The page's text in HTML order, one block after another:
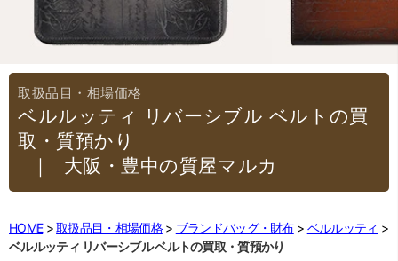
ベルルッティ リバーシブル ベルトの買
取・質預かり
｜大阪・豊中の質屋マルカ
HOME 取扱品目・相場価格 ブランドバッグ・財布
ベルルッティ
ベルルッティ リバーシブル ベルトの買取・質預かり